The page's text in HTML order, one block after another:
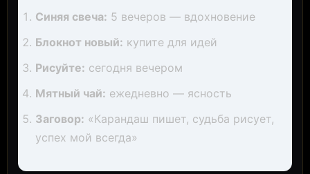
Синяя свеча: 5 вечеров — вдохновение
Блокнот новый: купите для идей
Рисуйте: сегодня вечером
Мятный чай: ежедневно — ясность
Заговор: «Карандаш пишет, судьба рисует,
успех мой всегда»